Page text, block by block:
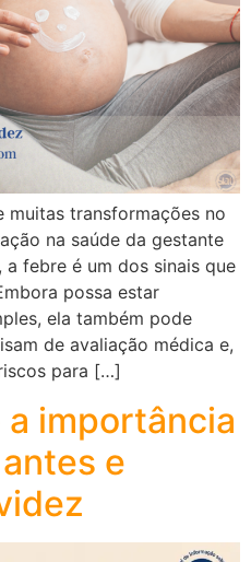
transformações no
na saúde da gestante
a febre é um dos sinais que
possa estar
ela também pode
de avaliação médica e,
para […]
importância
e